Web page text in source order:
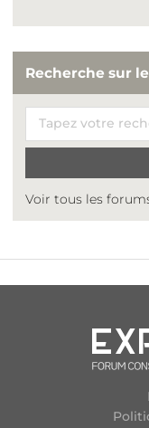
Recherche sur
Voir tous les